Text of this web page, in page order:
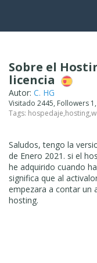
Sobre el
licencia
Autor: C. HG
Visitado 2445, Followers
Tags: hospedaje,hosting,
Saludos, tengo la
de Enero 2021. si el
he adquirido cuando
significa que al
empezara a contar un
hosting.